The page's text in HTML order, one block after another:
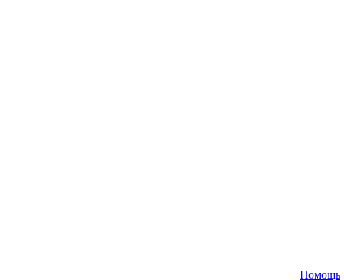
Помощь